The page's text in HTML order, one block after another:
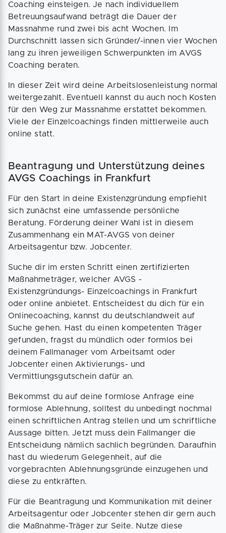
Coaching einsteigen. Je nach individuellem
Betreuungsaufwand beträgt die Dauer der
Massnahme rund zwei bis acht Wochen. Im
Durchschnitt lassen sich Gründer/-innen vier Wochen
lang zu ihren jeweiligen Schwerpunkten im AVGS
Coaching beraten.
In dieser Zeit wird deine Arbeitslosenleistung normal
weitergezahlt. Eventuell kannst du auch noch Kosten
für den Weg zur Massnahme erstattet bekommen.
Viele der Einzelcoachings finden mittlerweile auch
online statt.
Beantragung und Unterstützung deines
AVGS Coachings in Frankfurt
Für den Start in deine Existenzgründung empfiehlt
sich zunächst eine umfassende persönliche
Beratung. Förderung deiner Wahl ist in diesem
Zusammenhang ein MAT-AVGS von deiner
Arbeitsagentur bzw. Jobcenter.
Suche dir im ersten Schritt einen zertifizierten
Maßnahmeträger, welcher AVGS -
Existenzgründungs- Einzelcoachings in Frankfurt
oder online anbietet. Entscheidest du dich für ein
Onlinecoaching, kannst du deutschlandweit auf
Suche gehen. Hast du einen kompetenten Träger
gefunden, fragst du mündlich oder formlos bei
deinem Fallmanager vom Arbeitsamt oder
Jobcenter einen Aktivierungs- und
Vermittlungsgutschein dafür an.
Bekommst du auf deine formlose Anfrage eine
formlose Ablehnung, solltest du unbedingt nochmal
einen schriftlichen Antrag stellen und um schriftliche
Aussage bitten. Jetzt muss dein Fallmanger die
Entscheidung nämlich sachlich begründen. Daraufhin
hast du wiederum Gelegenheit, auf die
vorgebrachten Ablehnungsgründe einzugehen und
diese zu entkräften.
Für die Beantragung und Kommunikation mit deiner
Arbeitsagentur oder Jobcenter stehen dir gern auch
die Maßnahme-Träger zur Seite. Nutze diese